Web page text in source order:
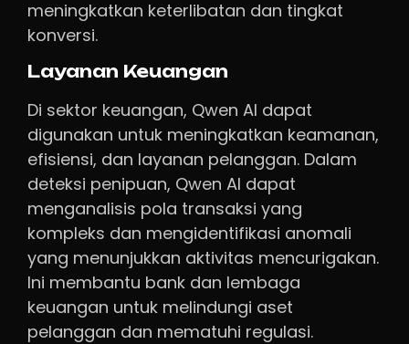
meningkatkan keterlibatan dan tingkat
konversi.
Layanan Keuangan
Di sektor keuangan, Qwen AI dapat
digunakan untuk meningkatkan keamanan,
efisiensi, dan layanan pelanggan. Dalam
deteksi penipuan, Qwen AI dapat
menganalisis pola transaksi yang
kompleks dan mengidentifikasi anomali
yang menunjukkan aktivitas mencurigakan.
Ini membantu bank dan lembaga
keuangan untuk melindungi aset
pelanggan dan mematuhi regulasi.